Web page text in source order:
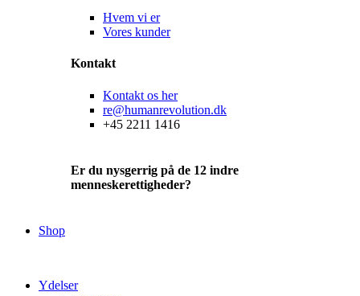
Hvem vi er
Vores kunder
Kontakt
Kontakt os her
re@humanrevolution.dk
+45 2211 1416
Er du nysgerrig på de 12 indre
menneskerettigheder?
Shop
Ydelser